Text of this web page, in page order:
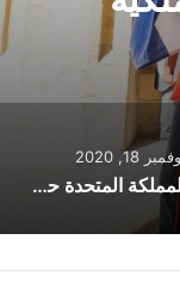
18, 2020
المملكة المتحدة حصلت على 5 مليون جرعة من لقاح شركة Moderna